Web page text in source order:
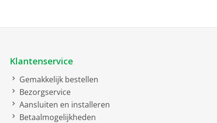
Klantenservice
Gemakkelijk bestellen
Bezorgservice
Aansluiten en installeren
Betaalmogelijkheden